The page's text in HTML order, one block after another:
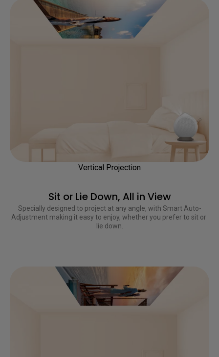
Sit or Lie Down, All in View
Vertical Projection
Specially designed to project at any angle, with Smart Auto-
Adjustment making it easy to enjoy, whether you prefer to sit or
lie down.